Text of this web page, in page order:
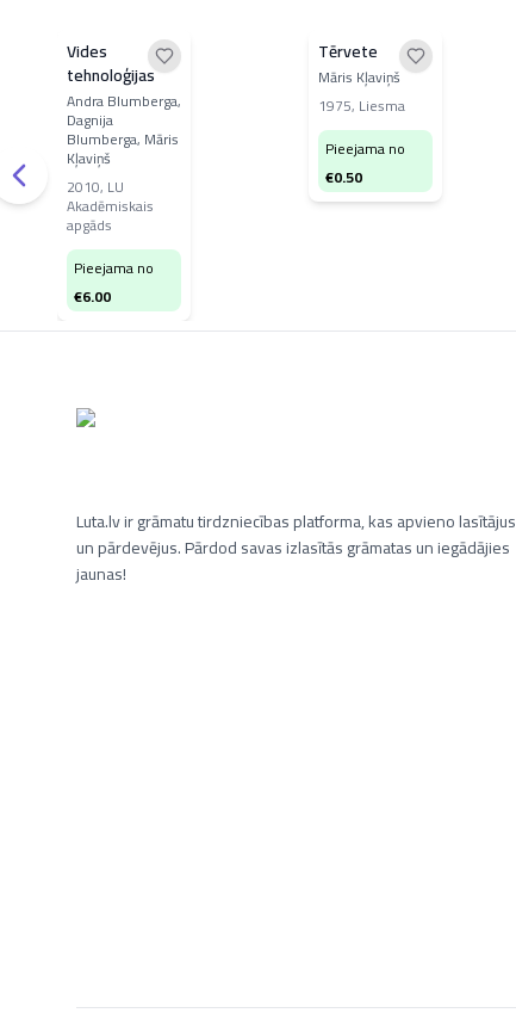
Vides
tehnoloģijas
Andra Blumberga,
Dagnija
Blumberga, Māris
Kļaviņš
2010, LU
Akadēmiskais
apgāds
Pieejama no
€6.00
Tērvete
Māris Kļaviņš
1975, Liesma
Pieejama no
€0.50
Luta.lv ir grāmatu tirdzniecības platforma, kas apvieno lasītājus
un pārdevējus. Pārdod savas izlasītās grāmatas un iegādājies
jaunas!